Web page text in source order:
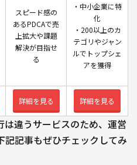
スピード感の
あるPDCAで売
上拡大や課題
解決が目指せ
る
・中小企業に特
化
・200以上のカ
テゴリやジャン
ルでトップシェ
アを獲得
詳細を見る 詳細を見る
は違うサービスのため、運営
記事もぜひチェックしてみ